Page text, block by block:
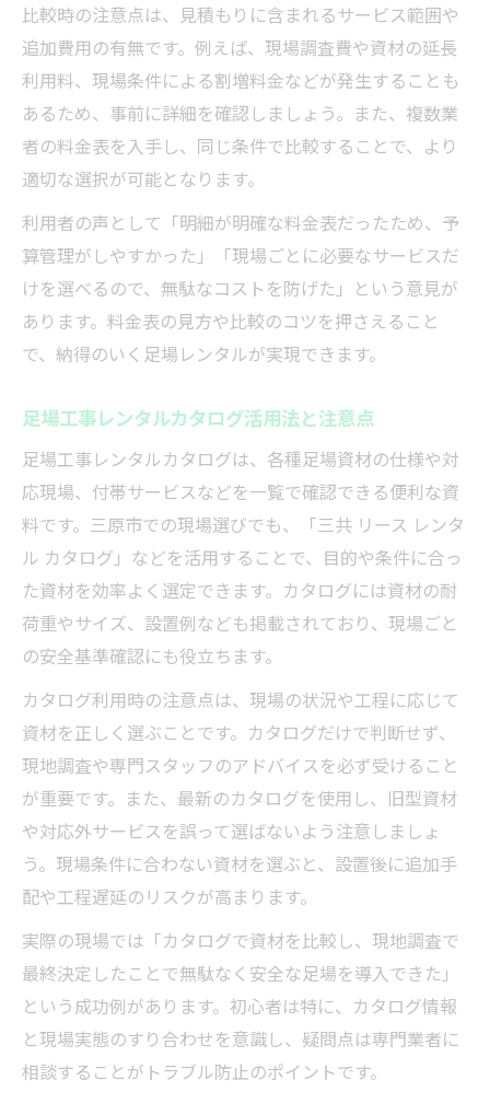
比較時の注意点は、見積もりに含まれるサービス範囲や
追加費用の有無です。例えば、現場調査費や資材の延長
利用料、現場条件による割増料金などが発生することも
あるため、事前に詳細を確認しましょう。また、複数業
者の料金表を入手し、同じ条件で比較することで、より
適切な選択が可能となります。
利用者の声として「明細が明確な料金表だったため、予
算管理がしやすかった」「現場ごとに必要なサービスだ
けを選べるので、無駄なコストを防げた」という意見が
あります。料金表の見方や比較のコツを押さえること
で、納得のいく足場レンタルが実現できます。
足場工事レンタルカタログ活用法と注意点
足場工事レンタルカタログは、各種足場資材の仕様や対
応現場、付帯サービスなどを一覧で確認できる便利な資
料です。三原市での現場選びでも、「三共 リース レンタ
ル カタログ」などを活用することで、目的や条件に合っ
た資材を効率よく選定できます。カタログには資材の耐
荷重やサイズ、設置例なども掲載されており、現場ごと
の安全基準確認にも役立ちます。
カタログ利用時の注意点は、現場の状況や工程に応じて
資材を正しく選ぶことです。カタログだけで判断せず、
現地調査や専門スタッフのアドバイスを必ず受けること
が重要です。また、最新のカタログを使用し、旧型資材
や対応外サービスを誤って選ばないよう注意しましょ
う。現場条件に合わない資材を選ぶと、設置後に追加手
配や工程遅延のリスクが高まります。
実際の現場では「カタログで資材を比較し、現地調査で
最終決定したことで無駄なく安全な足場を導入できた」
という成功例があります。初心者は特に、カタログ情報
と現場実態のすり合わせを意識し、疑問点は専門業者に
相談することがトラブル防止のポイントです。